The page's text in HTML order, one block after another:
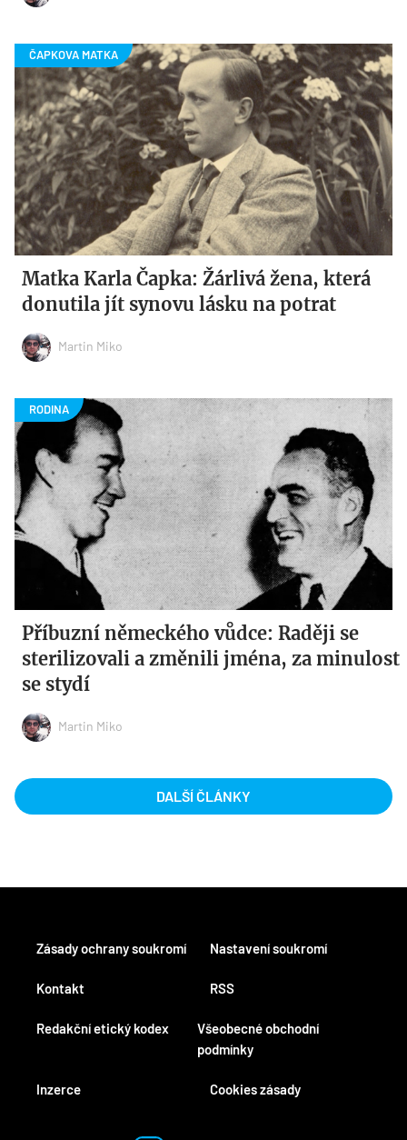
Matka Karla Čapka: Žárlivá žena, která
donutila jít synovu lásku na potrat
Martin Miko
Příbuzní německého vůdce: Raději se
sterilizovali a změnili jména, za minulost
se stydí
Martin Miko
DALŠÍ ČLÁNKY
Kontakt
Redakční etický kodex
Inzerce
RSS
Všeobecné obchodní
podmínky
Cookies zásady
Zásady ochrany soukromí Nastavení soukromí